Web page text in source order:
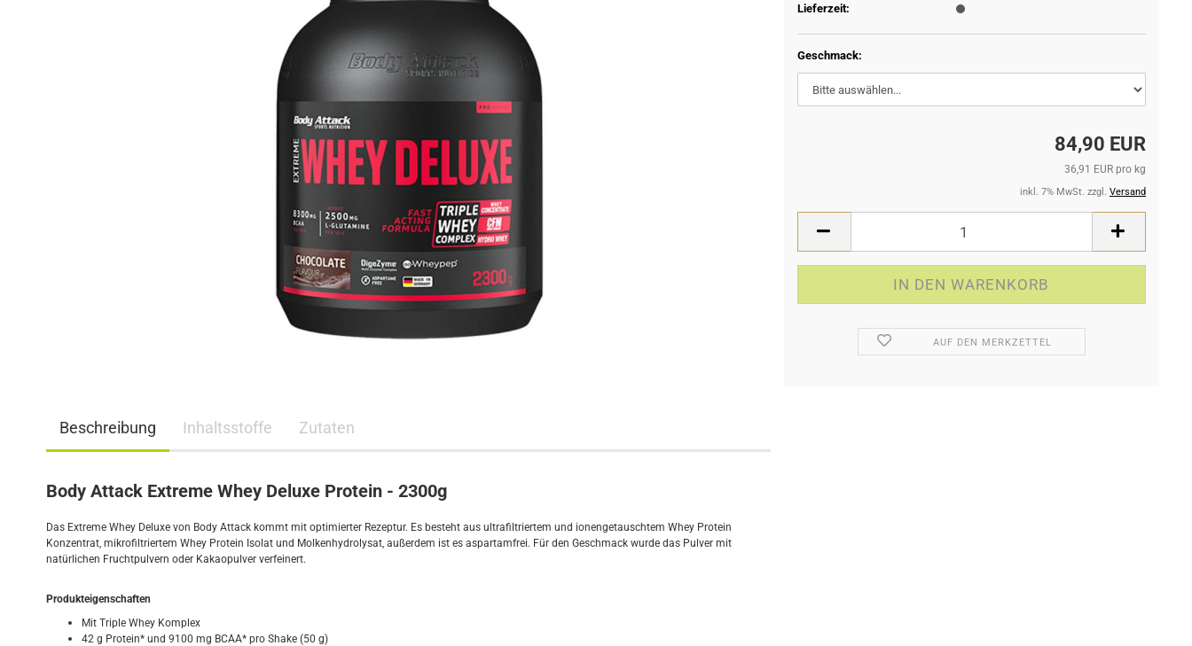
Lieferzeit:
Geschmack:
84,90 EUR
36,91 EUR pro kg
inkl. 7% MwSt. zzgl. Versand
AUF DEN MERKZETTEL
Beschreibung Inhaltsstoffe Zutaten
Body Attack Extreme Whey Deluxe Protein - 2300g
Das Extreme Whey Deluxe von Body Attack kommt mit optimierter Rezeptur. Es besteht aus ultrafiltriertem und ionengetauschtem Whey Protein
Konzentrat, mikrofiltriertem Whey Protein Isolat und Molkenhydrolysat, außerdem ist es aspartamfrei. Für den Geschmack wurde das Pulver mit
natürlichen Fruchtpulvern oder Kakaopulver verfeinert.
Produkteigenschaften
Mit Triple Whey Komplex
42 g Protein* und 9100 mg BCAA* pro Shake (50 g)